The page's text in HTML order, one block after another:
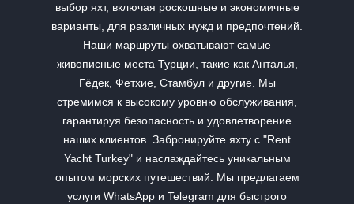
выбор яхт, включая роскошные и экономичные
варианты, для различных нужд и предпочтений.
Наши маршруты охватывают самые
живописные места Турции, такие как Анталья,
Гёдек, Фетхие, Стамбул и другие. Мы
стремимся к высокому уровню обслуживания,
гарантируя безопасность и удовлетворение
наших клиентов. Забронируйте яхту с "Rent
Yacht Turkey" и наслаждайтесь уникальным
опытом морских путешествий. Мы предлагаем
услуги WhatsApp и Telegram для быстрого